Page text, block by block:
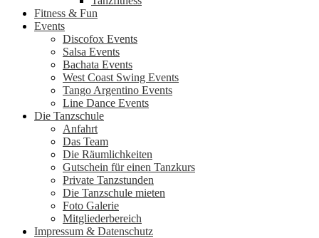
Fitness & Fun
Events
Discofox Events
Salsa Events
Bachata Events
West Coast Swing Events
Tango Argentino Events
Line Dance Events
Die Tanzschule
Anfahrt
Das Team
Die Räumlichkeiten
Gutschein für einen Tanzkurs
Private Tanzstunden
Die Tanzschule mieten
Foto Galerie
Mitgliederbereich
Impressum & Datenschutz